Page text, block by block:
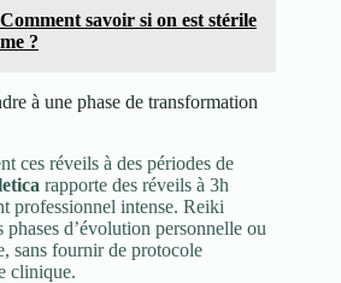
Comment savoir si on est stérile
?
à une phase de transformation
ces réveils à des périodes de
rapporte des réveils à 3h
professionnel intense. Reiki
phases d’évolution personnelle ou
sans fournir de protocole
clinique.